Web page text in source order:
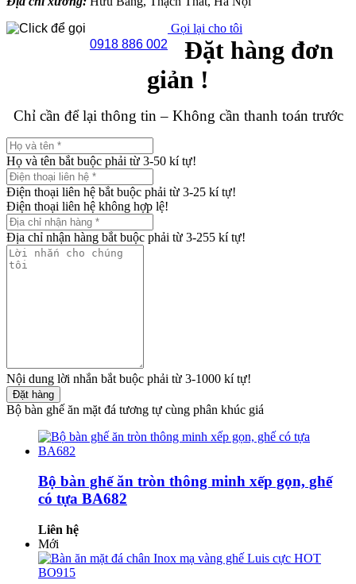
0918 886 002
Gọi lại cho tôi
Đặt hàng đơn
giản !
Chỉ cần để lại thông tin – Không cần thanh toán trước
Họ và tên bắt buộc phải từ 3-50 kí tự!
Điện thoại liên hệ bắt buộc phải từ 3-25 kí tự!
Điện thoại liên hệ không hợp lệ!
Địa chỉ nhận hàng bắt buộc phải từ 3-255 kí tự!
Nội dung lời nhắn bắt buộc phải từ 3-1000 kí tự!
Đặt hàng
Bộ bàn ghế ăn mặt đá tương tự cùng phân khúc giá
Bộ bàn ghế ăn tròn thông minh xếp gọn, ghế
có tựa BA682
Liên hệ
Mới